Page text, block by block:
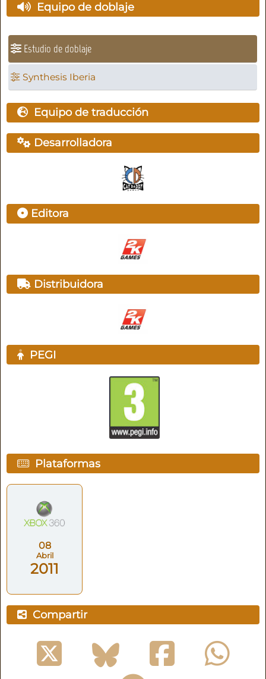
Equipo de doblaje
Estudio de doblaje
Synthesis Iberia
Equipo de traducción
Desarrolladora
Editora
Distribuidora
PEGI
Plataformas
08
Abril
2011
Compartir